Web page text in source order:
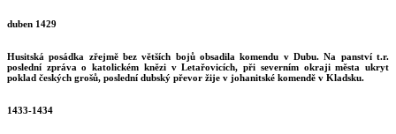
duben 1429
Husitská posádka zřejmě bez větších bojů obsadila komendu v Dubu. Na panství t.r.
poslední zpráva o katolickém knězi v Letařovicích, při severním okraji města ukryt
poklad českých grošů, poslední dubský převor žije v johanitské komendě v Kladsku.
1433-1434